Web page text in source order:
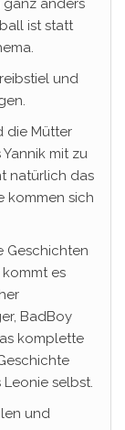
anders
ist statt
und
die Mütter
mit zu
natürlich das
kommen sich
Geschichten
es
BadBoy
komplette
selbst.
und